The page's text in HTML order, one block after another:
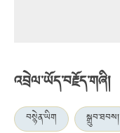
འབྲེལ་ཡོད་བརྗོད་གཞི།
བསྙེན་ཡིག སྒྲུབ་ཐབས།